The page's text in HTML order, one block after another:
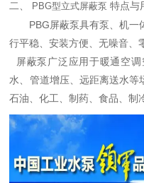
二、
PBG型立式屏蔽泵 特点与
PBG屏蔽泵具有泵、机一
行平稳、安装方便、无噪音、
屏蔽泵广泛应用于暖通空
水、管道增压、远距离送水等
石油、化工、制药、食品、制